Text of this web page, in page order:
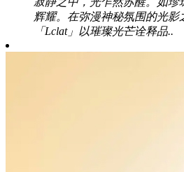
辉耀。在弥漫神秘氛围的光影
「Lclat」以璀璨光芒诠释品..